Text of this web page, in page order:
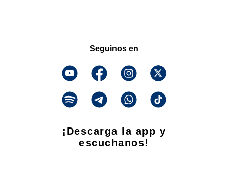
Seguinos en
¡Descarga la app y
escuchanos!